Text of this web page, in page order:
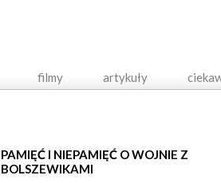
filmy artykuły
PAMIĘĆ I NIEPAMIĘĆ O WOJNIE Z
BOLSZEWIKAMI